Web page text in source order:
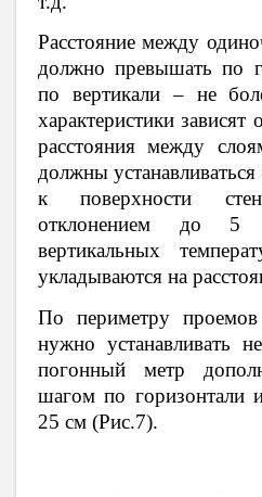
Расстояние между
должно превышать по
по вертикали – не
характеристики
расстояния между
должны
к поверхности
отклонением до 5
вертикальных
укладываются на
По периметру
нужно устанавливать
погонный метр
шагом по горизонтали
25 см (Рис.7).